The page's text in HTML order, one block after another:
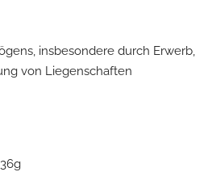
insbesondere durch Erwerb,
von Liegenschaften